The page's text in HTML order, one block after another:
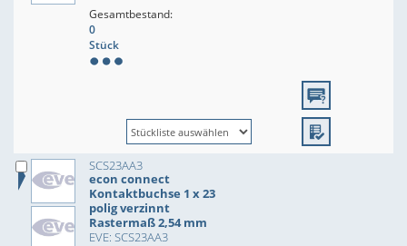
Gesamtbestand:
0
Stück
SCS23AA3
econ connect
Kontaktbuchse 1 x 23
polig verzinnt
Rastermaß 2,54 mm
EVE: SCS23AA3